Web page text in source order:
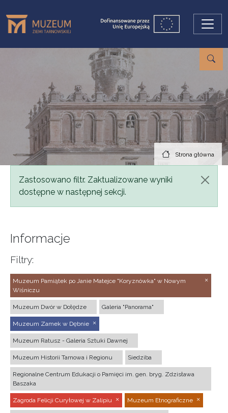
Strona główna
Komunikat
Zastosowano filtr. Zaktualizowane wyniki
dostępne w następnej sekcji.
Informacje
Filtry:
Muzeum Pamiątek po Janie Matejce "Koryznówka" w Nowym
Wiśniczu
Muzeum Dwór w Dołędze Galeria "Panorama"
Muzeum Zamek w Dębnie
Muzeum Ratusz - Galeria Sztuki Dawnej
Muzeum Historii Tarnowa i Regionu Siedziba
Regionalne Centrum Edukacji o Pamięci im. gen. bryg. Zdzisława
Baszaka
Zagroda Felicji Curyłowej w Zalipiu Muzeum Etnograficzne